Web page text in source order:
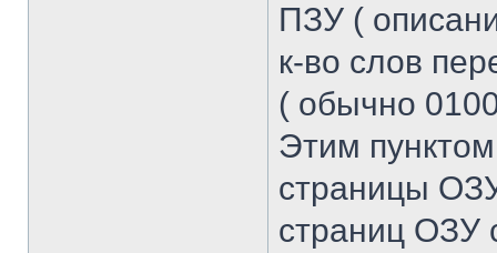
ПЗУ (
к-во слов
( обычно
Этим
страницы
страниц ОЗУ